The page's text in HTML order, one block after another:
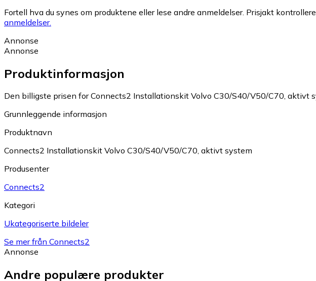
Fortell hva du synes om produktene eller lese andre anmeldelser. Prisjakt
anmeldelser.
Annonse
Annonse
Produktinformasjon
Den billigste prisen for Connects2 Installationskit Volvo C30/S40/V50/C70, aktivt
Grunnleggende informasjon
Produktnavn
Connects2 Installationskit Volvo C30/S40/V50/C70, aktivt system
Produsenter
Connects2
Kategori
Ukategoriserte bildeler
Se mer från Connects2
Annonse
Andre populære produkter